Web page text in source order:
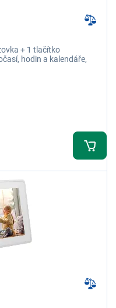
+ 1 tlačítko
hodin a kalendáře,